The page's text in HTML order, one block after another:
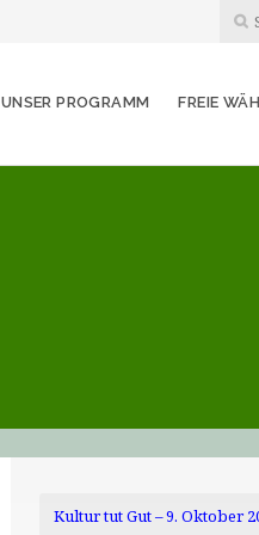
UNSER PROGRAMM FREIE
Kultur tut Gut – 9. Oktober